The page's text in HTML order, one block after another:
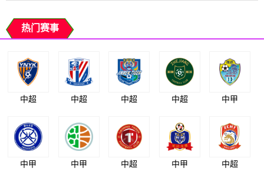
热门赛事
中超 中超 中超 中超 中甲
中甲 中甲 中超 中甲 中超